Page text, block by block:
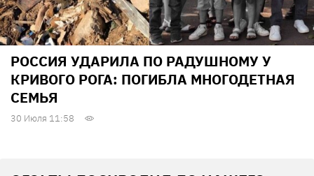
РОССИЯ УДАРИЛА ПО РАДУШНОМУ У
КРИВОГО РОГА: ПОГИБЛА МНОГОДЕТНАЯ
СЕМЬЯ
30 Июля 11:58